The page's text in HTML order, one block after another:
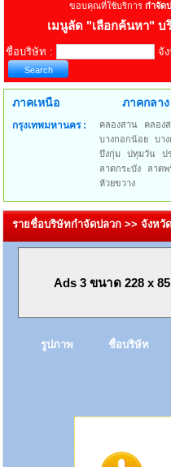
ขอบคุณที่ใช้บริการ กำจัด
เมนูลัด "เลือกค้นหา" บ
ชื่อบริษัท : จั
ภาคเหนือ ภาคกลาง
กรุงเทพมหานคร : คลองสาน
คลอง
บางกอกน้อย
บา
บึงกุ่ม
ปทุมวัน
ป
ลาดกระบัง
ลาดพ
ห้วยขวาง
รายชื่อบริษัทกำจัดปลวก >> จังหวั
Ads 3 ขนาด 228 x 85
รูปภาพ ชื่อบริษัท